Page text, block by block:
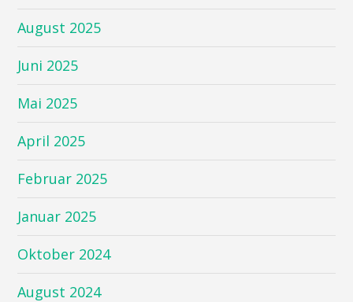
August 2025
Juni 2025
Mai 2025
April 2025
Februar 2025
Januar 2025
Oktober 2024
August 2024